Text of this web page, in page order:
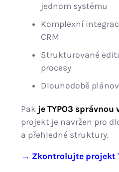
jednom systému
Komplexní
CRM
Strukturované
procesy
Dlouhodobě
Pak je TYPO3 správnou
projekt je navržen pro
a přehledné struktury.
→ Zkontrolujte projekt